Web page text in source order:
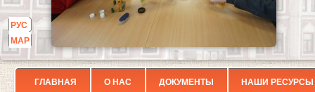
РУС
МАР
ГЛАВНАЯ О НАС ДОКУМЕНТЫ НАШИ РЕСУРСЫ